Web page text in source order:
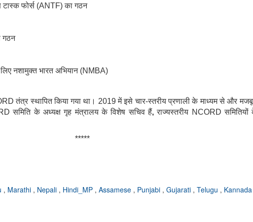
टास्क फोर्स (ANTF) का गठन
गठन
नशामुक्त भारत अभियान (NMBA)
तंत्र स्थापित किया गया था। 2019 में इसे चार-स्तरीय प्रणाली के माध्यम से और
समिति के अध्यक्ष गृह मंत्रालय के विशेष सचिव हैं,राज्यस्तरीय NCORD
*****
, Marathi , Nepali , Hindi_MP , Assamese , Punjabi , Gujarati , Telugu , Kannada